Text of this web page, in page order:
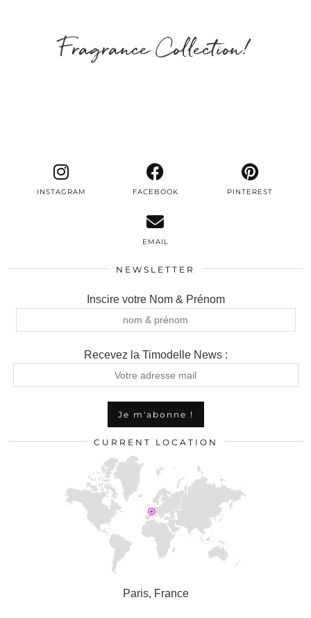
Fragrance Collection!
INSTAGRAM FACEBOOK PINTEREST
EMAIL
NEWSLETTER
Inscire votre Nom & Prénom
Recevez la Timodelle News :
CURRENT LOCATION
Paris, France